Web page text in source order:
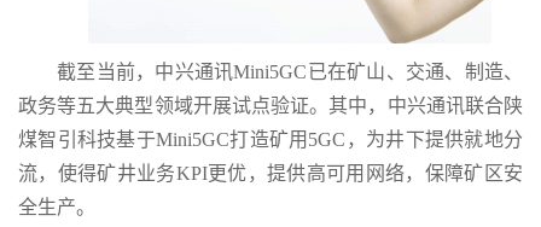
截至当前，中兴通讯Mini5GC已在矿山、交通、制造、
政务等五大典型领域开展试点验证。其中，中兴通讯联合陕
煤智引科技基于Mini5GC打造矿用5GC，为井下提供就地分
流，使得矿井业务KPI更优，提供高可用网络，保障矿区安
全生产。